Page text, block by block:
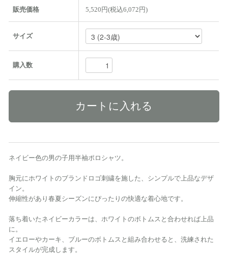
販売価格 5,520円(税込6,072円)
サイズ
購入数
ネイビー色の男の子用半袖ポロシャツ。
胸元にホワイトのブランドロゴ刺繍を施した、シンプルで上品なデザ
イン。
伸縮性があり春夏シーズンにぴったりの快適な着心地です。
落ち着いたネイビーカラーは、ホワイトのボトムスと合わせれば上品
に。
イエローやカーキ、ブルーのボトムスと組み合わせると、洗練された
スタイルが完成します。